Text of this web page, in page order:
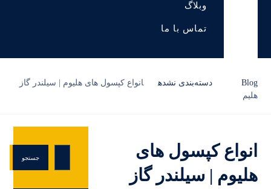
وبلاگ
تماس با ما
Blog دسته‌بندی نشده
انواع کپسول های هلیوم | سیلندر گاز
هلیم
انواع کپسول های
هلیوم | سیلندر گاز